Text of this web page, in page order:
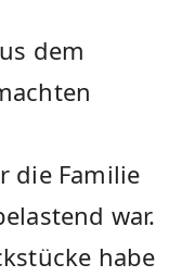
dem
die Familie
war.
habe